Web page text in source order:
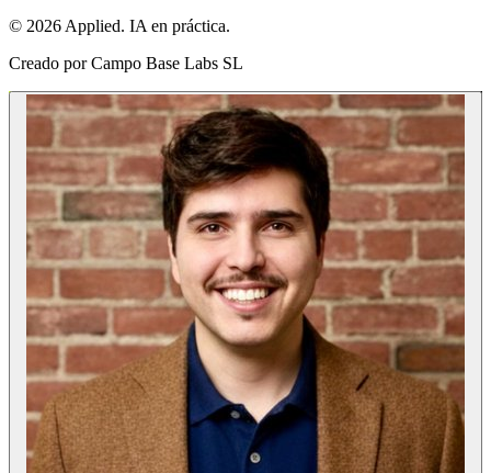
© 2026 Applied. IA en práctica.
Creado por Campo Base Labs SL